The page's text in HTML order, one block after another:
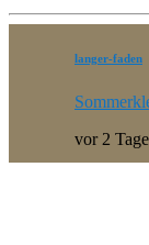
langer-faden
vor 2